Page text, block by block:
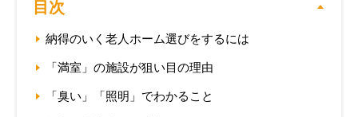
目次
納得のいく老人ホーム選びをするには
「満室」の施設が狙い目の理由
「臭い」「照明」でわかること